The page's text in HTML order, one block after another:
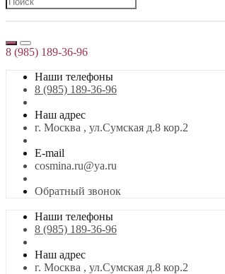
8 (985) 189-36-96
Наши телефоны
8 (985) 189-36-96
Наш адрес
г. Москва , ул.Сумская д.8 кор.2
E-mail
cosmina.ru@ya.ru
Обратный звонок
Наши телефоны
8 (985) 189-36-96
Наш адрес
г. Москва , ул.Сумская д.8 кор.2